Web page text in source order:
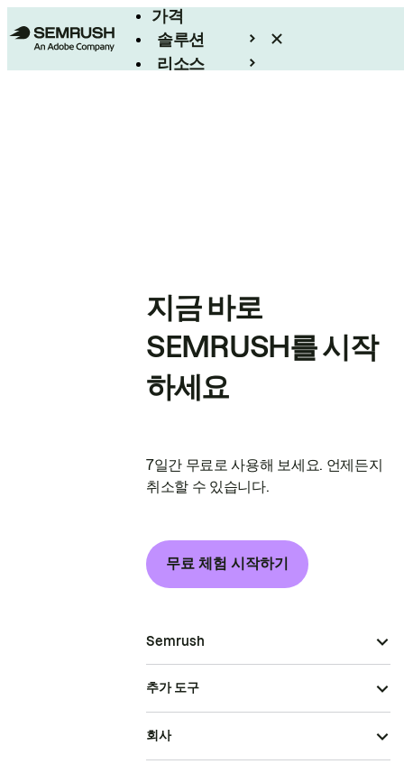
가격
솔루션
리소스
지금 바로
SEMRUSH를 시작
하세요
7일간 무료로 사용해 보세요. 언제든지
취소할 수 있습니다.
무료 체험 시작하기
Semrush
추가 도구
회사